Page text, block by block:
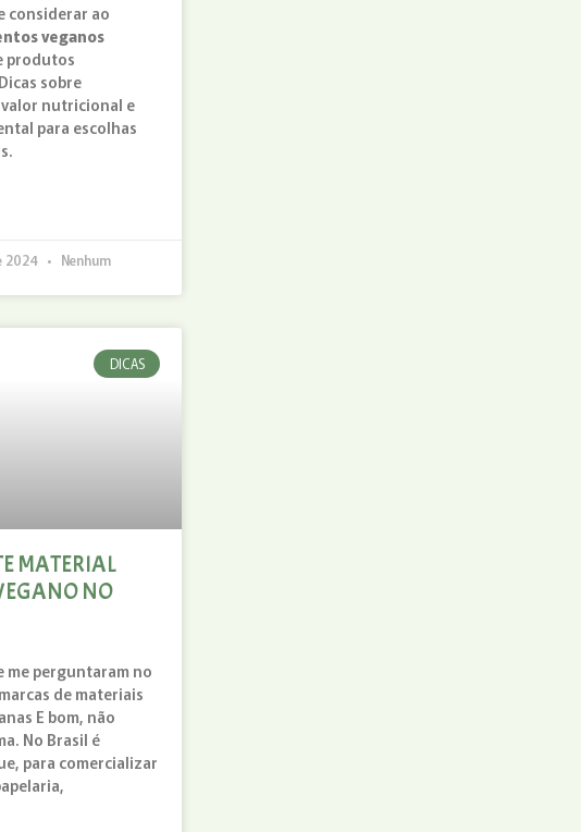
considerar ao
veganos
produtos
sobre
nutricional e
para escolhas
2024
Nenhum
DICAS
MATERIAL
NO
me perguntaram no
de materiais
E bom, não
No Brasil é
para comercializar